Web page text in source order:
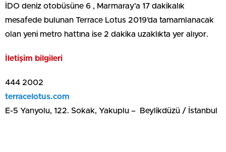
İDO deniz otobüsüne 6 , Marmaray’a 17 dakikalık
mesafede bulunan Terrace Lotus 2019’da tamamlanacak
olan yeni metro hattına ise 2 dakika uzaklıkta yer alıyor.
İletişim bilgileri
444 2002
terracelotus.com
E-5 Yanyolu, 122. Sokak, Yakuplu – Beylikdüzü / İstanbul